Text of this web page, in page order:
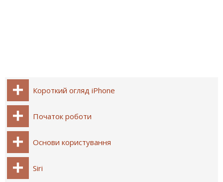
Короткий огляд iPhone
Початок роботи
Основи користування
Siri